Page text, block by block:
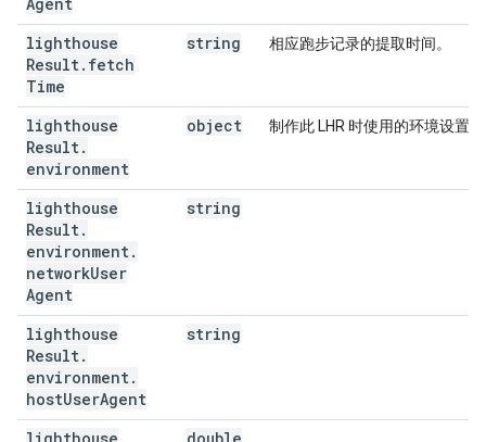
lighthouse
Result. fetch
Time
string 相应跑步记录的提取时间。
lighthouse
Result.
environment
object 制作此 LHR 时使用的环境设置。
lighthouse
Result.
environment.
networkUser
Agent
string
lighthouse
Result.
environment.
hostUserAgent
string